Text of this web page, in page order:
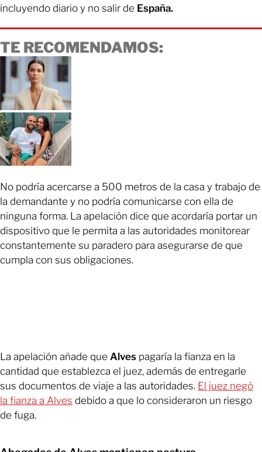
incluyendo diario y no salir de España.
TE RECOMENDAMOS:
No podría acercarse a 500 metros de la casa y trabajo de
la demandante y no podría comunicarse con ella de
ninguna forma. La apelación dice que acordaría portar un
dispositivo que le permita a las autoridades monitorear
constantemente su paradero para asegurarse de que
cumpla con sus obligaciones.
La apelación añade que Alves pagaría la fianza en la
cantidad que establezca el juez, además de entregarle
sus documentos de viaje a las autoridades. El juez negó
la fianza a Alves debido a que lo consideraron un riesgo
de fuga.